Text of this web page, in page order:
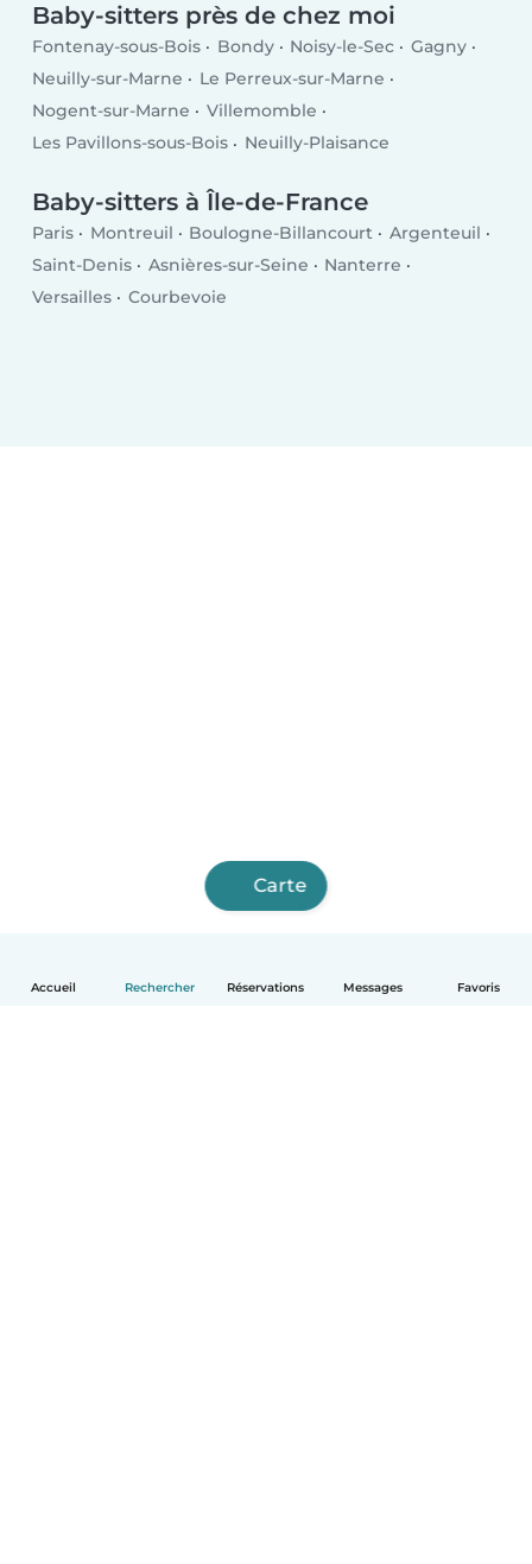
Accueil Rechercher Réservations Messages Favoris
Baby-sitters près de chez moi
Fontenay-sous-Bois Bondy Noisy-le-Sec
Gagny
Neuilly-sur-Marne
Le Perreux-sur-Marne
Nogent-sur-Marne
Villemomble
Les Pavillons-sous-Bois
Neuilly-Plaisance
Baby-sitters à Île-de-France
Paris Montreuil Boulogne-Billancourt
Argenteuil
Saint-Denis
Asnières-sur-Seine
Nanterre
Versailles
Courbevoie
Carte